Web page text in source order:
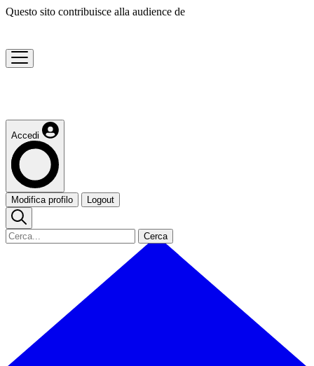
Questo sito contribuisce alla audience de
Accedi
Modifica profilo Logout
Cerca